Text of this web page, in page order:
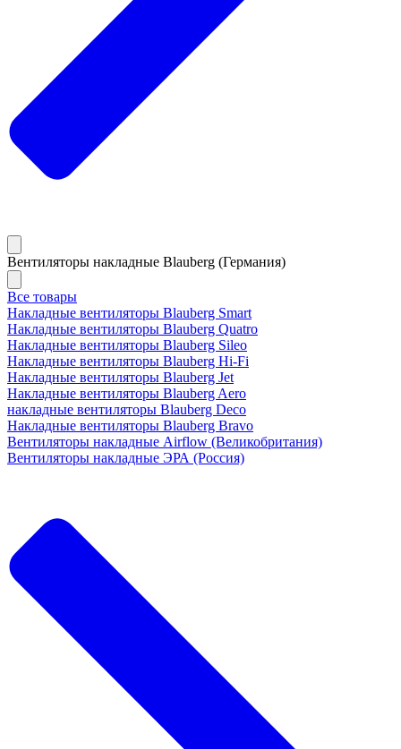
Вентиляторы накладные Blauberg (Германия)
Все товары
Накладные вентиляторы Blauberg Smart
Накладные вентиляторы Blauberg Quatro
Накладные вентиляторы Blauberg Sileo
Накладные вентиляторы Blauberg Hi-Fi
Накладные вентиляторы Blauberg Jet
Накладные вентиляторы Blauberg Aero
накладные вентиляторы Blauberg Deco
Накладные вентиляторы Blauberg Bravo
Вентиляторы накладные Airflow (Великобритания)
Вентиляторы накладные ЭРА (Россия)